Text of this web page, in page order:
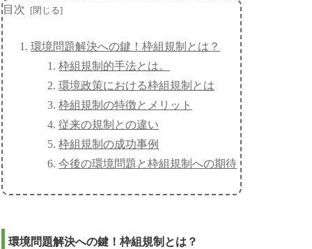
目次
環境問題解決への鍵！枠組規制とは？
枠組規制的手法とは。
環境政策における枠組規制とは
枠組規制の特徴とメリット
従来の規制との違い
枠組規制の成功事例
今後の環境問題と枠組規制への期待
環境問題解決への鍵！枠組規制とは？